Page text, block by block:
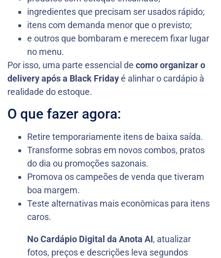
ingredientes que precisam ser usados rápido;
itens com demanda menor que o previsto;
e outros que bombaram e merecem fixar lugar
no menu.
Por isso, uma parte essencial de como organizar o
delivery após a Black Fridayé alinhar o cardápio à
realidade do estoque.
O que fazer agora:
Retire temporariamente itens de baixa saída.
Transforme sobras em novos combos, pratos
do dia ou promoções sazonais.
Promova os campeões de venda que tiveram
boa margem.
Teste alternativas mais econômicas para itens
caros.
No Cardápio Digital da Anota AI, atualizar
fotos, preços e descrições leva segundos